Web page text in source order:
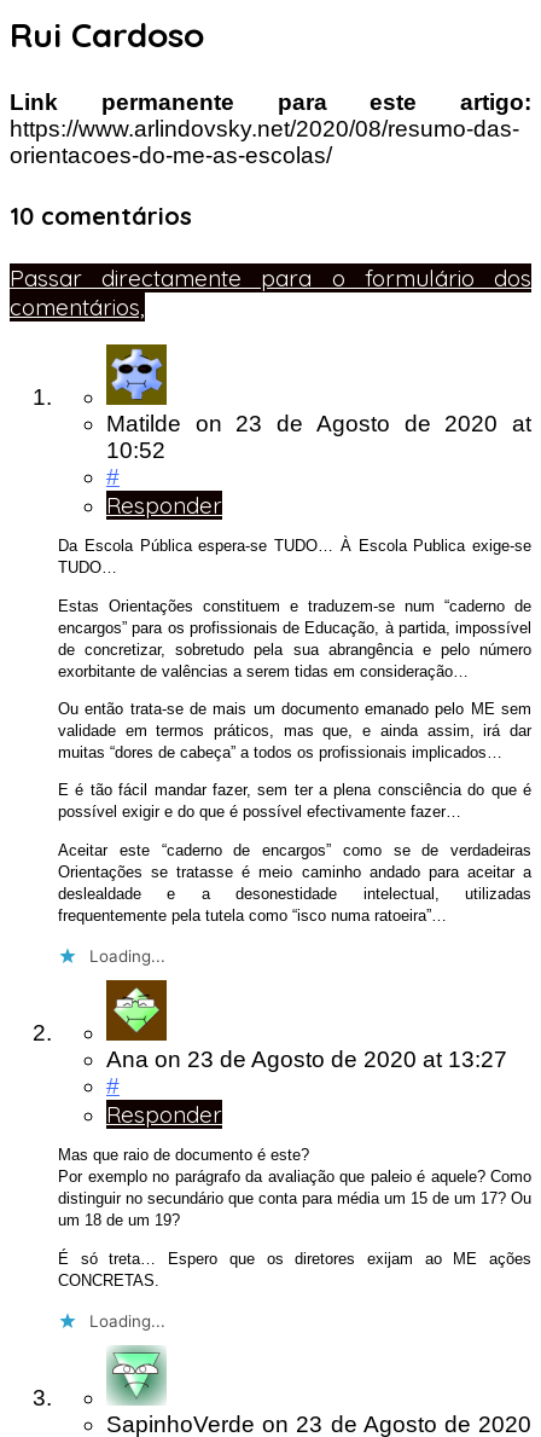
Rui Cardoso
Link permanente para este artigo:
https://www.arlindovsky.net/2020/08/resumo-das-
orientacoes-do-me-as-escolas/
10 comentários
Passar directamente para o formulário dos
comentários,
Matilde on 23 de Agosto de 2020at
10:52
#
Responder
Da Escola Pública espera-se TUDO… À Escola Publica exige-se
TUDO…
Estas Orientações constituem e traduzem-se num “caderno de
encargos” para os profissionais de Educação, à partida, impossível
de concretizar, sobretudo pela sua abrangência e pelo número
exorbitante de valências a serem tidas em consideração…
Ou então trata-se de mais um documento emanado pelo ME sem
validade em termos práticos, mas que, e ainda assim, irá dar
muitas “dores de cabeça” a todos os profissionais implicados…
E é tão fácil mandar fazer, sem ter a plena consciência do que é
possível exigir e do que é possível efectivamente fazer…
Aceitar este “caderno de encargos” como se de verdadeiras
Orientações se tratasse é meio caminho andado para aceitar a
deslealdade e a desonestidade intelectual, utilizadas
frequentemente pela tutela como “isco numa ratoeira”…
Loading...
Ana on 23 de Agosto de 2020 at 13:27
#
Responder
Mas que raio de documento é este?
Por exemplo no parágrafo da avaliação que paleio é aquele? Como
distinguir no secundário que conta para média um 15 de um 17? Ou
um 18 de um 19?
É só treta… Espero que os diretores exijam ao ME ações
CONCRETAS.
Loading...
SapinhoVerde on 23 de Agosto de 2020